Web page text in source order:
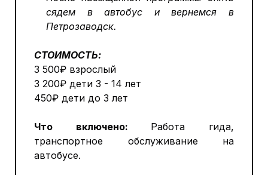
сядем в автобус и вернемся в
Петрозаводск.
СТОИМОСТЬ:
3 500₽ взрослый
3 200₽ дети 3 - 14 лет
450₽ дети до 3 лет
Что включено: Работа гида,
транспортное обслуживание на
автобусе.